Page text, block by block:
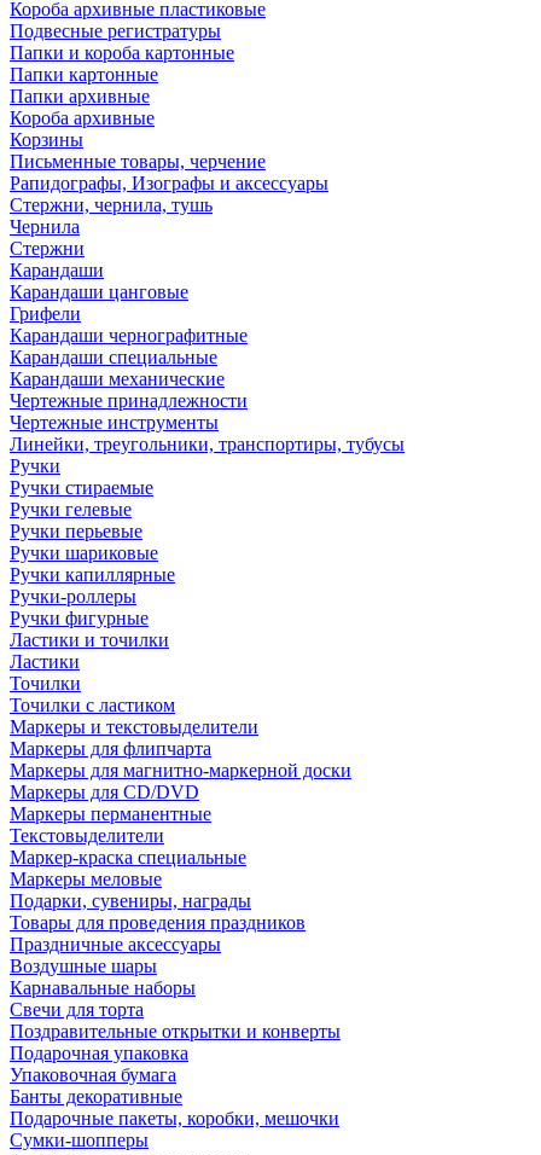
Короба архивные пластиковые
Подвесные регистратуры
Папки и короба картонные
Папки картонные
Папки архивные
Короба архивные
Корзины
Письменные товары, черчение
Рапидографы, Изографы и аксессуары
Стержни, чернила, тушь
Чернила
Стержни
Карандаши
Карандаши цанговые
Грифели
Карандаши чернографитные
Карандаши специальные
Карандаши механические
Чертежные принадлежности
Чертежные инструменты
Линейки, треугольники, транспортиры, тубусы
Ручки
Ручки стираемые
Ручки гелевые
Ручки перьевые
Ручки шариковые
Ручки капиллярные
Ручки-роллеры
Ручки фигурные
Ластики и точилки
Ластики
Точилки
Точилки с ластиком
Маркеры и текстовыделители
Маркеры для флипчарта
Маркеры для магнитно-маркерной доски
Маркеры для CD/DVD
Маркеры перманентные
Текстовыделители
Маркер-краска специальные
Маркеры меловые
Подарки, сувениры, награды
Товары для проведения праздников
Праздничные аксессуары
Воздушные шары
Карнавальные наборы
Свечи для торта
Поздравительные открытки и конверты
Подарочная упаковка
Упаковочная бумага
Банты декоративные
Подарочные пакеты, коробки, мешочки
Сумки-шопперы